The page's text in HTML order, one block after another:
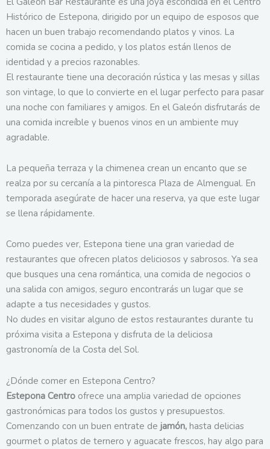
Histórico de Estepona, dirigido por un equipo de esposos que
hacen un buen trabajo recomendando platos y vinos. La
comida se cocina a pedido, y los platos están llenos de
identidad y a precios razonables.
El restaurante tiene una decoración rústica y las mesas y sillas
son vintage, lo que lo convierte en el lugar perfecto para pasar
una noche con familiares y amigos. En el Galeón disfrutarás de
una comida increíble y buenos vinos en un ambiente muy
agradable.
La pequeña terraza y la chimenea crean un encanto que se
realza por su cercanía a la pintoresca Plaza de Almengual. En
temporada asegúrate de hacer una reserva, ya que este lugar
se llena rápidamente.
Como puedes ver, Estepona tiene una gran variedad de
restaurantes que ofrecen platos deliciosos y sabrosos. Ya sea
que busques una cena romántica, una comida de negocios o
una salida con amigos, seguro encontrarás un lugar que se
adapte a tus necesidades y gustos.
No dudes en visitar alguno de estos restaurantes durante tu
próxima visita a Estepona y disfruta de la deliciosa
gastronomía de la Costa del Sol.
¿Dónde comer en Estepona Centro?
Estepona Centro ofrece una amplia variedad de opciones
gastronómicas para todos los gustos y presupuestos.
Comenzando con un buen entrate de jamón, hasta delicias
gourmet o platos de ternero y aguacate frescos, hay algo para